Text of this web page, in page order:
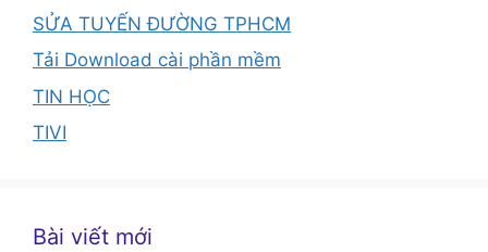
SỬA TUYẾN ĐƯỜNG TPHCM
Tải Download cài phần mềm
TIN HỌC
TIVI
Bài viết mới